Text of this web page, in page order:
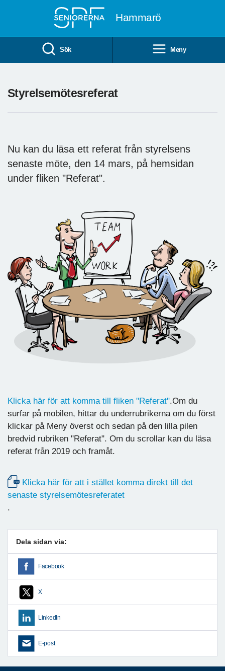
Hammarö
Sök Meny
Styrelsemötesreferat
Nu kan du läsa ett referat från styrelsens
senaste möte, den 14 mars, på hemsidan
under fliken "Referat".
Klicka här för att komma till fliken "Referat".Om du
surfar på mobilen, hittar du underrubrikerna om du först
klickar på Meny överst och sedan på den lilla pilen
bredvid rubriken "Referat". Om du scrollar kan du läsa
referat från 2019 och framåt.
Klicka här för att i stället komma direkt till det
senaste styrelsemötesreferatet
.
Dela sidan via:
Facebook
X
LinkedIn
E-post